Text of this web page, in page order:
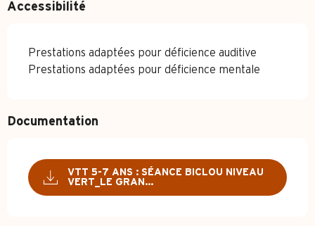
Accessibilité
Prestations adaptées pour déficience auditive
Prestations adaptées pour déficience mentale
Documentation
VTT 5-7 ANS : SÉANCE BICLOU NIVEAU
VERT_LE GRAN...